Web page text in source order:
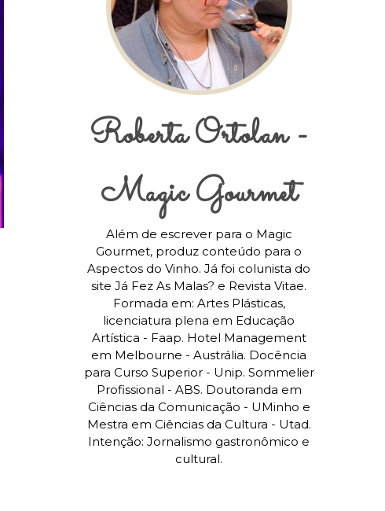
Roberta Ortolan -
Magic Gourmet
Além de escrever para o Magic
Gourmet, produz conteúdo para o
Aspectos do Vinho. Já foi colunista do
site Já Fez As Malas? e Revista Vitae.
Formada em: Artes Plásticas,
licenciatura plena em Educação
Artística - Faap. Hotel Management
em Melbourne - Austrália. Docência
para Curso Superior - Unip. Sommelier
Profissional - ABS. Doutoranda em
Ciências da Comunicação - UMinho e
Mestra em Ciências da Cultura - Utad.
Intenção: Jornalismo gastronômico e
cultural.